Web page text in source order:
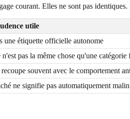
courant. Elles ne sont pas identiques.
utile
une étiquette officielle autonome
n'est pas la même chose qu'une
recoupe souvent avec le comportement
ne signifie pas automatiquement malin